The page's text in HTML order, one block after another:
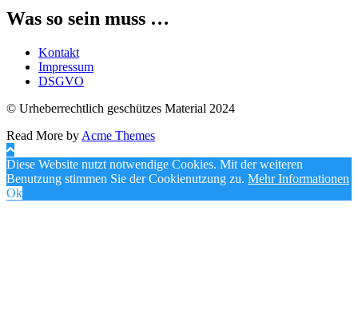
Was so sein muss …
Kontakt
Impressum
DSGVO
© Urheberrechtlich geschützes Material 2024
Read More by Acme Themes
Diese Website nutzt notwendige Cookies. Mit der weiteren
Benutzung stimmen Sie der Cookienutzung zu. Mehr Informationen
Ok